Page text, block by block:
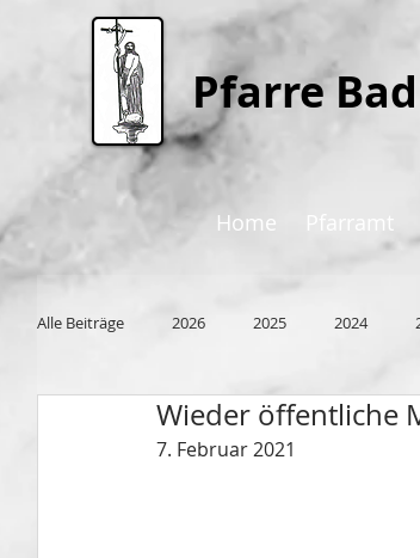
Pfarre
Home Pfarramt
Alle Beiträge 2026 2025 2024
Wieder öffentliche
7. Februar 2021